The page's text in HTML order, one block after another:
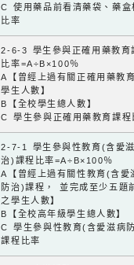
C 使用藥品前看清藥袋、藥盒
比率
2-6-3 學生參與正確用藥教育
比率=A÷B×100％
A【曾經上過有關正確用藥教
學生人數】
B【全校學生總人數】
C 學生參與正確用藥教育課程
2-7-1 學生參與性教育(含愛
治)課程比率=A÷B×100％
A【曾經上過有關性教育(含愛
防治)課程， 並完成至少五題
之學生人數】
B【全校高年級學生總人數】
C 學生參與性教育(含愛滋病
課程比率